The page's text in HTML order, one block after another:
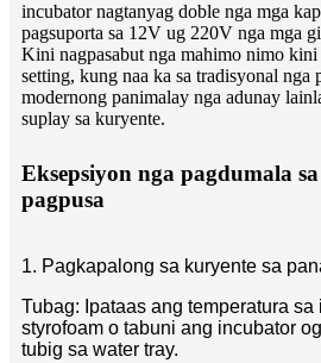
incubator nagtanyag doble nga mga
pagsuporta sa 12V ug 220V nga mga
Kini nagpasabut nga mahimo nimo
setting, kung naa ka sa tradisyonal nga
modernong panimalay nga adunay
suplay sa kuryente.
Eksepsiyon nga pagdumala
pagpusa
1. Pagkapalong sa kuryente sa
Tubag: Ipataas ang temperatura sa
styrofoam o tabuni ang incubator
tubig sa water tray.